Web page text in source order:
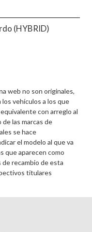
(HYBRID)
web no son originales,
vehículos a los que
con arreglo al
de las marcas de
se hace
el modelo al que va
que aparecen como
de recambio de esta
titulares